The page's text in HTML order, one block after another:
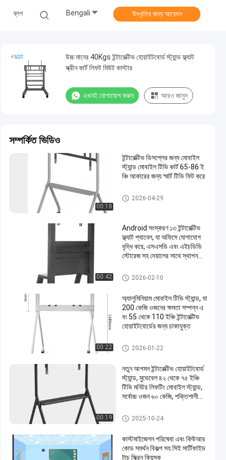
ব্লগ Bengali উদ্ধৃতির জন্য আবেদন
উচ্চ মানের 40Kgs ইন্টারেক্টিভ হোয়াইটবোর্ড স্ট্যান্ড ফ্ল্যাট
স্ক্রীন কার্ট লিফট মিউট কাস্টার
এখনই যোগাযোগ করুন আরও জানুন
সম্পর্কিত ভিডিও
00:18
ইন্টারেক্টিভ ডিসপ্লের জন্য মোবাইল
স্ট্যান্ড মোবাইল টিভি কার্ট 65-86 ই
ঞ্চি আকারের জন্য স্মার্ট টিভি ফিট করে
ইন্টারেক্টিভ হোয়াইটবোর্ড স্ট্যান্ড
2026-04-29
00:42
Android সংস্করণ ১৩ ইন্টারেক্টিভ
ফ্ল্যাট প্যানেল, যা অফিসে যোগাযোগ
বৃদ্ধি করে, এসএসডি এবং এইচডিডি
স্টোরেজ সহ দেয়ালের সাথে স্থাপন
ইন্টারেক্টিভ ফ্ল্যাট প্যানেল
2026-02-10
00:22
অ্যালুমিনিয়াম মোবাইল টিভি স্ট্যান্ড, যা
200 কেজি ওজনের ক্ষমতা সম্পন্ন এ
বং 55 থেকে 110 ইঞ্চি ইন্টারেক্টিভ
হোয়াইটবোর্ডের জন্য চাকাযুক্ত
ইন্টারেক্টিভ হোয়াইটবোর্ড স্ট্যান্ড
2026-01-22
00:19
নতুন আগমন ইন্টারেক্টিভ হোয়াইটবোর্ড
স্ট্যান্ড, মুভেবেল ৪২ থেকে ৭৫ ইঞ্চি
টিভি মনিটর লিফটিং মোবাইল স্ট্যান্ড,
সর্বোচ্চ ওজন ৬০ কেজি, শক্তিশালী
ল স্ট্যান্ডের জন্য সহজে সরানোর সুবিধা
ইন্টারেক্টিভ হোয়াইটবোর্ড স্ট্যান্ড
2025-10-24
কাস্টমাইজেশন পরিষেবা এবং কিউআর
কোড সমর্থন বিকল্প সহ সিই সার্টিফাইড
টাচ স্ক্রিন কিয়স্ক